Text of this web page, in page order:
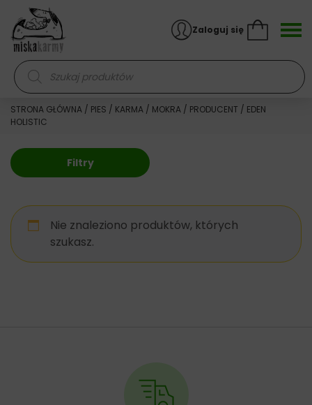
Skocz do treści
Wyszukiwarka produktów
Zaloguj się
STRONA GŁÓWNA / PIES / KARMA / MOKRA / PRODUCENT / EDEN
HOLISTIC
Filtry
Nie znaleziono produktów, których
szukasz.